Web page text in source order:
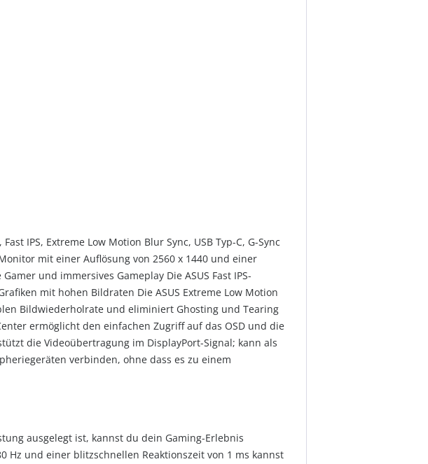
IPS, Extreme Low Motion Blur Sync, USB Typ-C, G-Sync
mit einer Auflösung von 2560 x 1440 und einer
und immersives Gameplay Die ASUS Fast IPS-
mit hohen Bildraten Die ASUS Extreme Low Motion
Bildwiederholrate und eliminiert Ghosting und Tearing
ermöglicht den einfachen Zugriff auf das OSD und die
die Videoübertragung im DisplayPort-Signal; kann als
verbinden, ohne dass es zu einem
ausgelegt ist, kannst du dein Gaming-Erlebnis
und einer blitzschnellen Reaktionszeit von 1 ms kannst